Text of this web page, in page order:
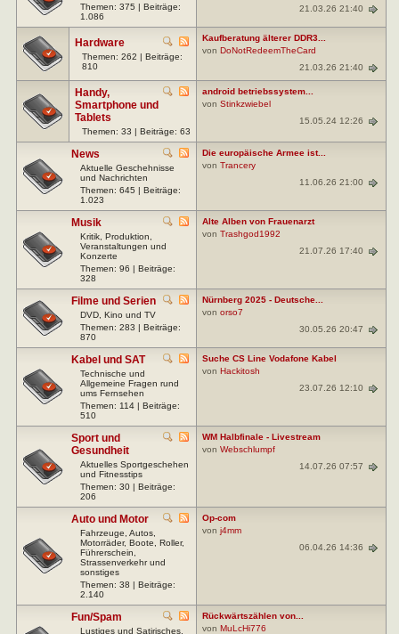
Themen: 375 | Beiträge:
1.086
21.03.26 21:40
Hardware
Themen: 262 | Beiträge:
810
Kaufberatung älterer DDR3...
von DoNotRedeemTheCard
21.03.26 21:40
Handy,
Smartphone und
Tablets
Themen: 33 | Beiträge: 63
android betriebssystem...
von Stinkzwiebel
15.05.24 12:26
News
Aktuelle Geschehnisse
und Nachrichten
Themen: 645 | Beiträge:
1.023
Die europäische Armee ist...
von Trancery
11.06.26 21:00
Musik
Kritik, Produktion,
Veranstaltungen und
Konzerte
Themen: 96 | Beiträge:
328
Alte Alben von Frauenarzt
von Trashgod1992
21.07.26 17:40
Filme und Serien
DVD, Kino und TV
Themen: 283 | Beiträge:
870
Nürnberg 2025 - Deutsche...
von orso7
30.05.26 20:47
Kabel und SAT
Technische und
Allgemeine Fragen rund
ums Fernsehen
Themen: 114 | Beiträge:
510
Suche CS Line Vodafone Kabel
von Hackitosh
23.07.26 12:10
Sport und
Gesundheit
Aktuelles Sportgeschehen
und Fitnesstips
Themen: 30 | Beiträge:
206
WM Halbfinale - Livestream
von Webschlumpf
14.07.26 07:57
Auto und Motor
Fahrzeuge, Autos,
Motorräder, Boote, Roller,
Führerschein,
Strassenverkehr und
sonstiges
Themen: 38 | Beiträge:
2.140
Op-com
von j4mm
06.04.26 14:36
Fun/Spam
Lustiges und Satirisches,
Rückwärtszählen von...
von MuLcHi776